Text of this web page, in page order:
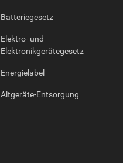
Batteriegesetz
Elektro- und
Elektronikgerätegesetz
Energielabel
Altgeräte-Entsorgung